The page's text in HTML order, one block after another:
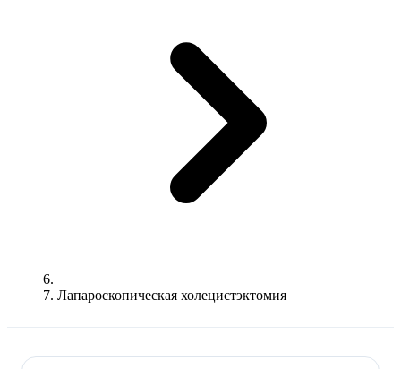
Лапароскопическая холецистэктомия